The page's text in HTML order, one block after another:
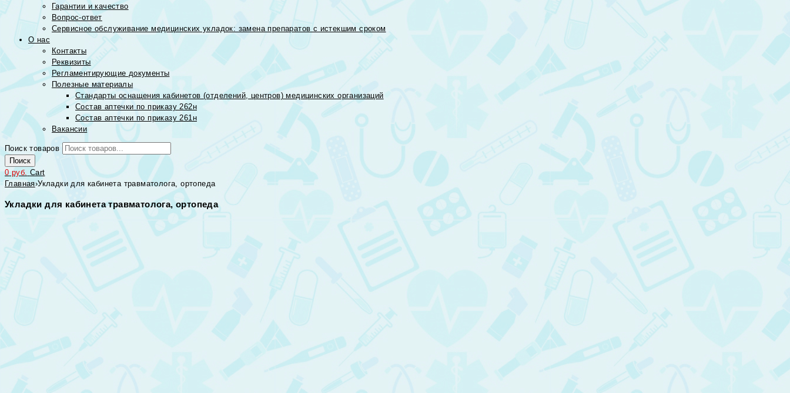
Гарантии и качество
Вопрос-ответ
Сервисное обслуживание медицинских укладок: замена препаратов с истекшим сроком
О нас
Контакты
Реквизиты
Регламентирующие документы
Полезные материалы
Стандарты оснащения кабинетов (отделений, центров) медицинских организаций
Состав аптечки по приказу 262н
Состав аптечки по приказу 261н
Вакансии
Поиск товаров
Поиск
0руб. Cart
Главная›Укладки для кабинета травматолога, ортопеда
Укладки для кабинета травматолога, ортопеда